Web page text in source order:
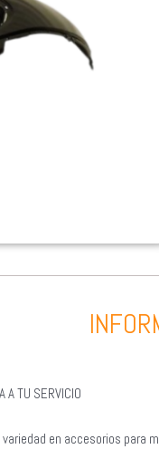
A TU SERVICIO
variedad en accesorios